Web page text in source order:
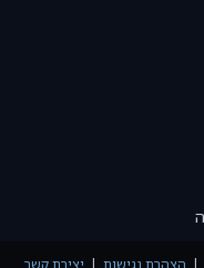
הצהרת נגישות יצירת קשר